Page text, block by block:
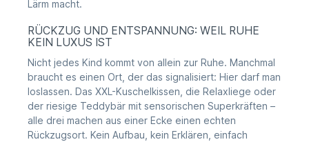
Lärm macht.
RÜCKZUG UND ENTSPANNUNG: WEIL RUHE
KEIN LUXUS IST
Nicht jedes Kind kommt von allein zur Ruhe. Manchmal
braucht es einen Ort, der das signalisiert: Hier darf man
loslassen. Das XXL-Kuschelkissen, die Relaxliege oder
der riesige Teddybär mit sensorischen Superkräften –
alle drei machen aus einer Ecke einen echten
Rückzugsort. Kein Aufbau, kein Erklären, einfach